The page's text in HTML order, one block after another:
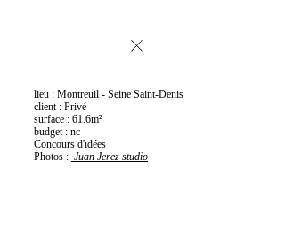
lieu : Montreuil - Seine Saint-Denis
client : Privé
surface : 61.6m²
budget : nc
Concours d'idées
Photos : Juan Jerez studio